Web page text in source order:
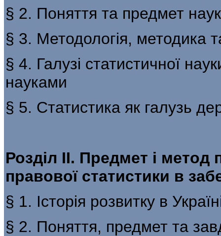
§ 2. Поняття та предмет
§ 3. Методологія, методика
§ 4. Галузі статистичної
науками
§ 5. Статистика як галузь
Розділ ІІ. Предмет і
правової статистики в
§ 1. Історія розвитку в
§ 2. Поняття, предмет та